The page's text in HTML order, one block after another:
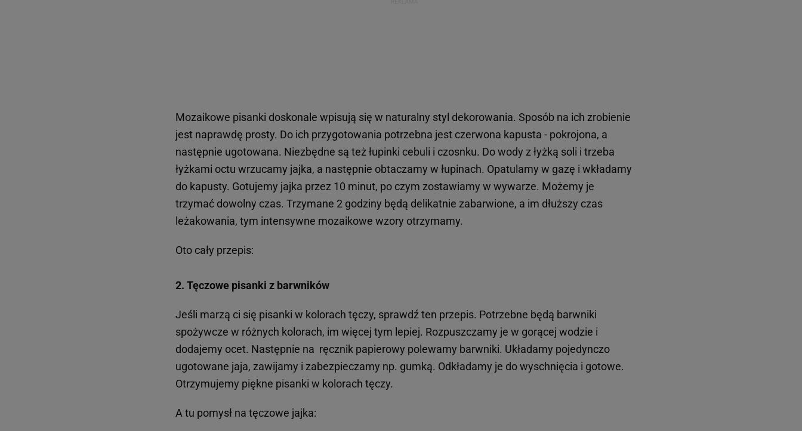
Mozaikowe pisanki doskonale wpisują się w naturalny styl dekorowania. Sposób na ich zrobienie
jest naprawdę prosty. Do ich przygotowania potrzebna jest czerwona kapusta - pokrojona, a
następnie ugotowana. Niezbędne są też łupinki cebuli i czosnku. Do wody z łyżką soli i trzeba
łyżkami octu wrzucamy jajka, a następnie obtaczamy w łupinach. Opatulamy w gazę i wkładamy
do kapusty. Gotujemy jajka przez 10 minut, po czym zostawiamy w wywarze. Możemy je
trzymać dowolny czas. Trzymane 2 godziny będą delikatnie zabarwione, a im dłuższy czas
leżakowania, tym intensywne mozaikowe wzory otrzymamy.
Oto cały przepis:
2. Tęczowe pisanki z barwników
Jeśli marzą ci się pisanki w kolorach tęczy, sprawdź ten przepis. Potrzebne będą barwniki
spożywcze w różnych kolorach, im więcej tym lepiej. Rozpuszczamy je w gorącej wodzie i
dodajemy ocet. Następnie na ręcznik papierowy polewamy barwniki. Układamy pojedynczo
ugotowane jaja, zawijamy i zabezpieczamy np. gumką. Odkładamy je do wyschnięcia i gotowe.
Otrzymujemy piękne pisanki w kolorach tęczy.
A tu pomysł na tęczowe jajka: